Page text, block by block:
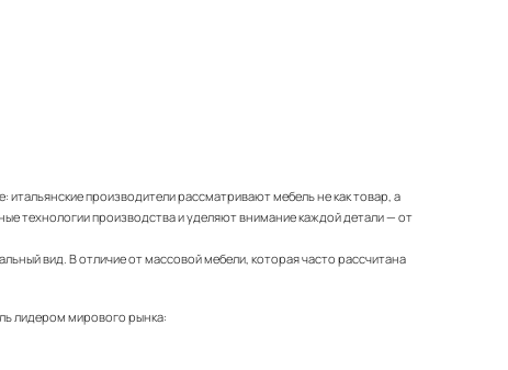
производители рассматривают мебель не как товар, а
технологии производства и уделяют внимание каждой детали — от
вид. В отличие от массовой мебели, которая часто рассчитана
лидером мирового рынка: